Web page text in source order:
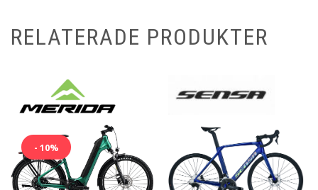
RELATERADE PRODUKTER
- 10%